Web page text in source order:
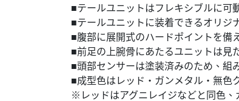
■テールユニットはフレキシブルに可
■テールユニットに装着できるオリジ
■腹部に展開式のハードポイントを備
■前足の上腕骨にあたるユニットは見
■頭部センサーは塗装済みのため、組
■成型色はレッド・ガンメタル・無色
※レッドはアグニレイジなどと同色、